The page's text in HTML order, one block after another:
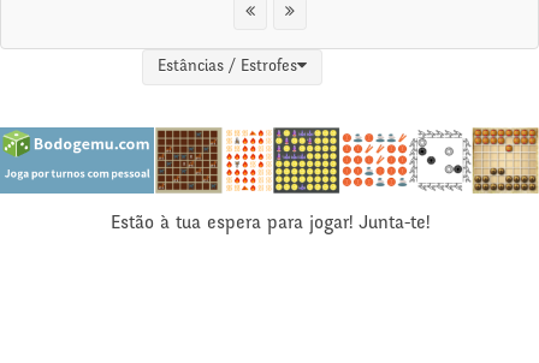
Estâncias / Estrofes
Estão à tua espera para jogar! Junta-te!